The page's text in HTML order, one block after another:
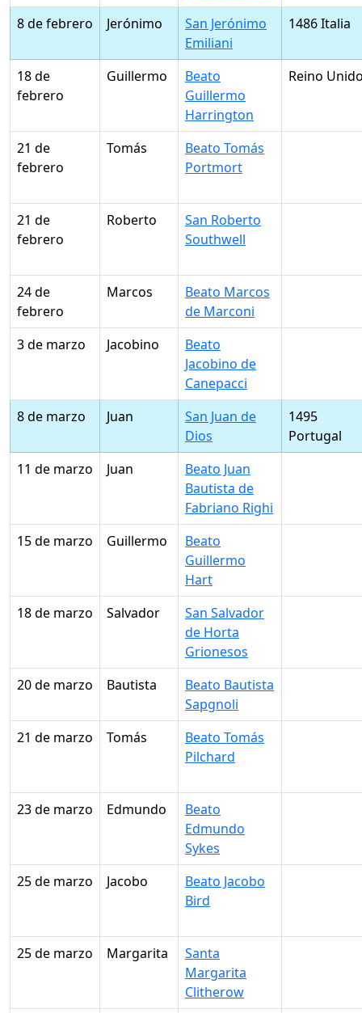
8 de febrero
Jerónimo
San Jerónimo
Emiliani
1486 Italia
18 de
febrero
Guillermo
Beato
Guillermo
Harrington
Reino
21 de
febrero
Tomás
Beato Tomás
Portmort
21 de
febrero
Roberto
San Roberto
Southwell
24 de
febrero
Marcos
Beato Marcos
de Marconi
3 de marzo
Jacobino
Beato
Jacobino de
Canepacci
8 de marzo
Juan
San Juan de
Dios
1495
Portugal
11 de marzo
Juan
Beato Juan
Bautista de
Fabriano Righi
15 de marzo
Guillermo
Beato
Guillermo
Hart
18 de marzo
Salvador
San Salvador
de Horta
Grionesos
20 de marzo
Bautista
Beato Bautista
Sapgnoli
21 de marzo
Tomás
Beato Tomás
Pilchard
23 de marzo Edmundo
Beato
Edmundo
Sykes
25 de marzo
Jacobo
Beato Jacobo
Bird
25 de marzo Margarita
Santa
Margarita
Clitherow